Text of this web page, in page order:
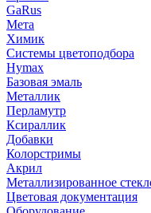
GaRus
Мета
Химик
Системы цветоподбора
Hymax
Базовая эмаль
Металлик
Перламутр
Ксираллик
Добавки
Колорстримы
Акрил
Металлизированное
Цветовая документация